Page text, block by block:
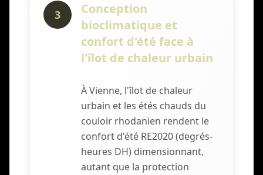
3
Conception
bioclimatique et
confort d'été face à
l'îlot de chaleur urbain
À Vienne, l'îlot de chaleur
urbain et les étés chauds du
couloir rhodanien rendent le
confort d'été RE2020 (degrés-
heures DH) dimensionnant,
autant que la protection